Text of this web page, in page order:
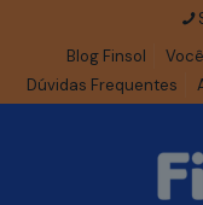
Blog Finsol
Dúvidas Frequentes